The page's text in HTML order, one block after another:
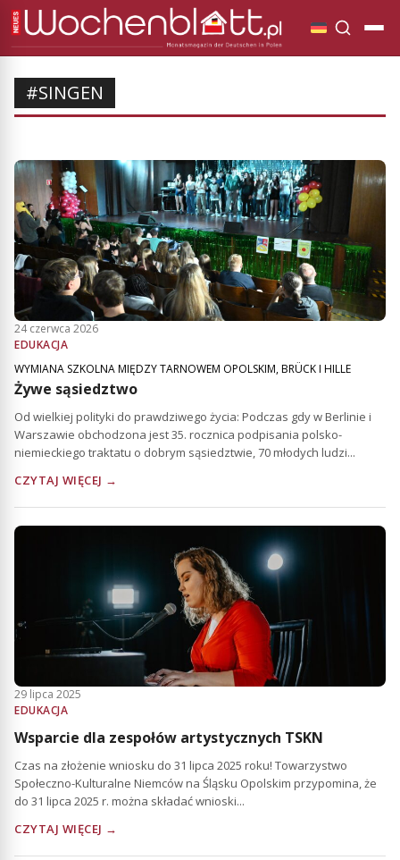
#SINGEN
24 czerwca 2026
EDUKACJA
WYMIANA SZKOLNA MIĘDZY TARNOWEM OPOLSKIM, BRÜCK I HILLE
Żywe sąsiedztwo
Od wielkiej polityki do prawdziwego życia: Podczas gdy w Berlinie i
Warszawie obchodzona jest 35. rocznica podpisania polsko-
niemieckiego traktatu o dobrym sąsiedztwie, 70 młodych ludzi...
CZYTAJ WIĘCEJ →
29 lipca 2025
EDUKACJA
Wsparcie dla zespołów artystycznych TSKN
Czas na złożenie wniosku do 31 lipca 2025 roku! Towarzystwo
Społeczno-Kulturalne Niemców na Śląsku Opolskim przypomina, że
do 31 lipca 2025 r. można składać wnioski...
CZYTAJ WIĘCEJ →